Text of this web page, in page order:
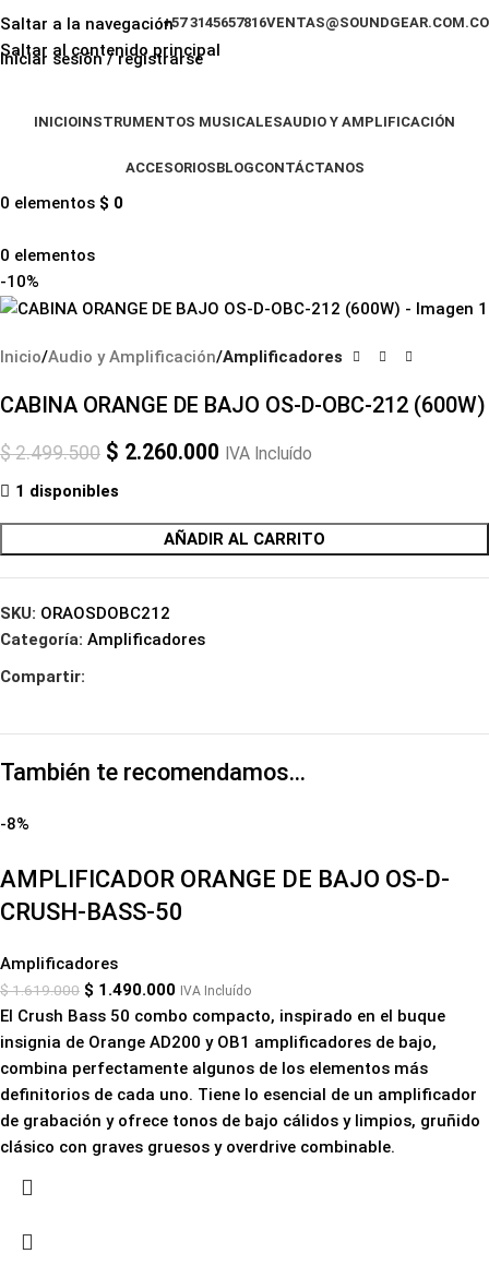
Saltar a la navegación
Saltar al contenido principal
+57 3145657816VENTAS@SOUNDGEAR.COM.CO
Iniciar sesión / registrarse
INICIOINSTRUMENTOS MUSICALESAUDIO Y AMPLIFICACIÓN
ACCESORIOSBLOGCONTÁCTANOS
0 elementos $ 0
0 elementos
-10%
Inicio Audio y Amplificación Amplificadores
CABINA ORANGE DE BAJO OS-D-OBC-212 (600W)
$2.499.500 $ 2.260.000 IVA Incluído
1 disponibles
AÑADIR AL CARRITO
SKU: ORAOSDOBC212
Categoría: Amplificadores
Compartir:
También te recomendamos…
-8%
AMPLIFICADOR ORANGE DE BAJO OS-D-
CRUSH-BASS-50
Amplificadores
$1.619.000 $ 1.490.000 IVA Incluído
El Crush Bass 50 combo compacto, inspirado en el buque
insignia de Orange AD200 y OB1 amplificadores de bajo,
combina perfectamente algunos de los elementos más
definitorios de cada uno. Tiene lo esencial de un amplificador
de grabación y ofrece tonos de bajo cálidos y limpios, gruñido
clásico con graves gruesos y overdrive combinable.